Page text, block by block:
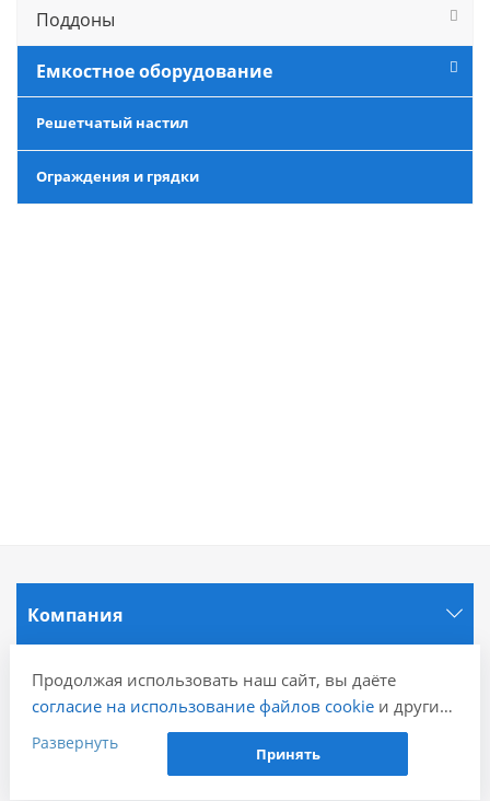
Поддоны
Емкостное оборудование
Решетчатый настил
Ограждения и грядки
Компания
Информация
Города
Продолжая использовать наш сайт, вы даёте
согласие на использование файлов cookieи других
пользовательских данных (включая IP-адрес,
сведения о местоположении, устройстве, действиях
Развернуть
Принять